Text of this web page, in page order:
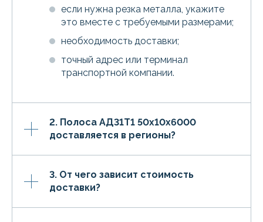
если нужна резка металла, укажите
это вместе с требуемыми размерами;
необходимость доставки;
точный адрес или терминал
транспортной компании.
2. Полоса АД31Т1 50х10х6000
доставляется в регионы?
3. От чего зависит стоимость
доставки?